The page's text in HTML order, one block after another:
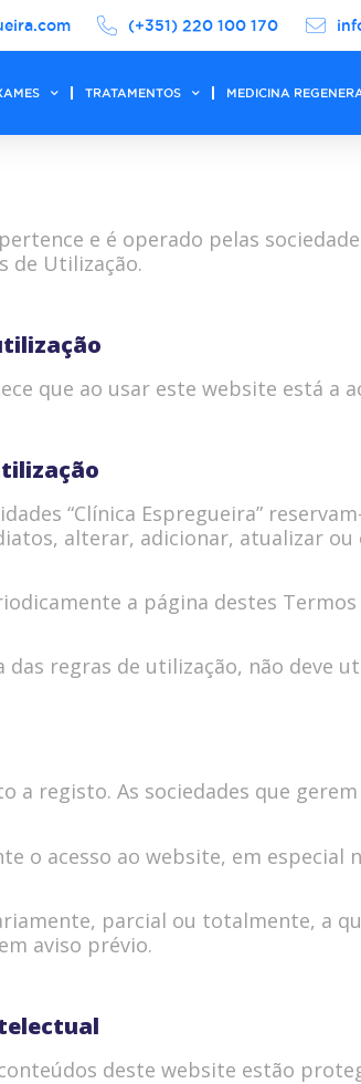
(+351) 220 100 170
TRATAMENTOS MEDICINA
e é operado pelas
de Utilização.
que ao usar este website está a
“Clínica Espregueira”
alterar, adicionar, atualizar
a página destes
das regras de utilização, não deve
a registo. As sociedades que
o acesso ao website, em
parcial ou totalmente, a
aviso prévio.
deste website estão